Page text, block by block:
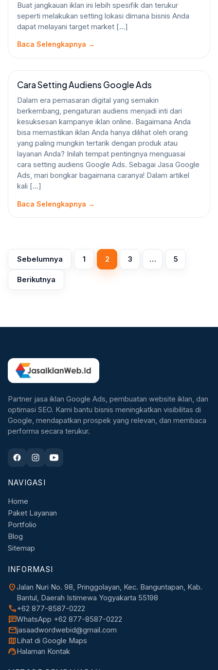
Buat jangkauan iklan ini lebih spesifik dan terukur
seperti melakukan setting lokasi dimana bisnis Anda
dapat melayani target market […]
Baca Selengkapnya →
GOOGLE ADS
Cara Setting Audiens Google Ads
Dalam era pemasaran digital yang semakin
berkembang, pengaturan audiens menjadi inti dari
kesuksesan kampanye iklan online. Bagaimana Anda
bisa memastikan iklan Anda hanya dilihat oleh orang
yang paling mungkin tertarik dengan produk atau
layanan Anda? Inilah tempat pentingnya menguasai
cara setting audiens Google Ads. Sebagai Jasa Google
Ads, mari bongkar bagaimana caranya! Dalam artikel
kali […]
Baca Selengkapnya →
Paginasi
Sebelumnya 1 2 3 … 5
Berikutnya
Partner jasa iklan Google Ads, pembuatan website iklan, dan
optimasi SEO. Kami bantu bisnis meningkatkan visibilitas di
Google, mendapatkan prospek yang relevan, dan membaca
performa secara terukur.
NAVIGASI
Home
Paket Layanan
Portfolio
Blog
Sitemap
INFORMASI
location_onJalan Nuri No. 98, Pringgolayan, Kec. Banguntapan, Kab.
Bantul, Daerah Istimewa Yogyakarta 55198
call+62 877-8587-0222
chatWhatsApp +62 877-8587-0222
mailjasaadwordwebid@gmail.com
map Lihat di Google Maps
support_agent Halaman Kontak